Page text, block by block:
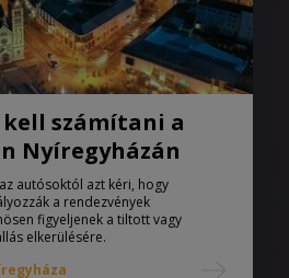
számítani a
Nyíregyházán
autósoktól azt kéri, hogy
a rendezvények
figyeljenek a tiltott vagy
elkerülésére.